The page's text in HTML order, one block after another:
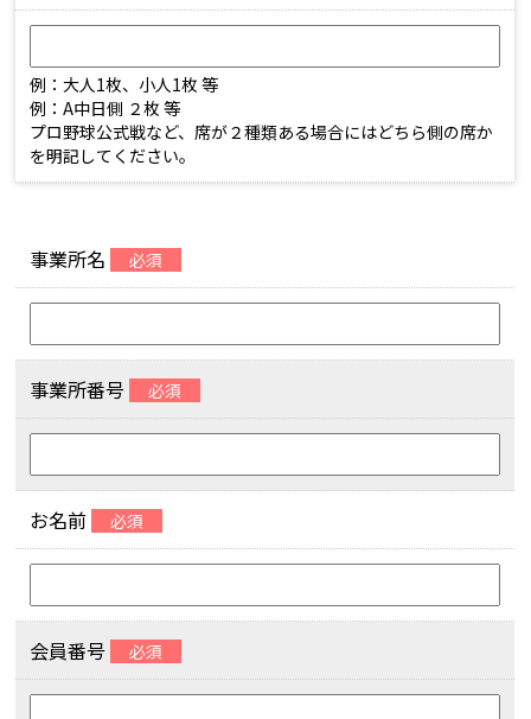
例：大人1枚、小人1枚 等
例：A中日側 ２枚 等
プロ野球公式戦など、席が２種類ある場合にはどちら側の席か
を明記してください。
事業所名 必須
事業所番号 必須
お名前 必須
会員番号 必須